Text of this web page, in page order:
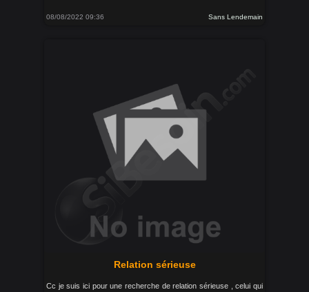
08/08/2022 09:36 Sans Lendemain
Relation sérieuse
Cc je suis ici pour une recherche de relation sérieuse , celui qui